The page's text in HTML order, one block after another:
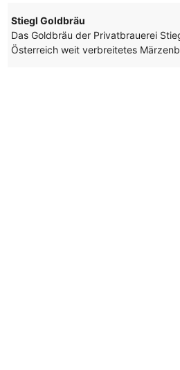
Stiegl Goldbräu
Das Goldbräu der Privatbrauerei
Österreich weit verbreitetes